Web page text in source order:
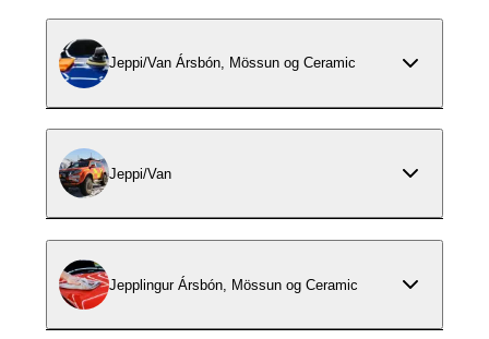
Jeppi/Van Ársbón, Mössun og Ceramic
Jeppi/Van
Jepplingur Ársbón, Mössun og Ceramic